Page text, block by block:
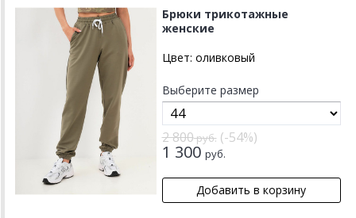
Брюки трикотажные
женские
Цвет: оливковый
Выберите размер
2 800руб.(-54%)
1 300руб.